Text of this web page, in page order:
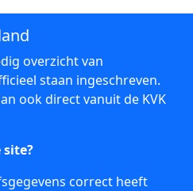
overzicht van
staan ingeschreven.
ook direct vanuit de KVK
site?
correct heeft